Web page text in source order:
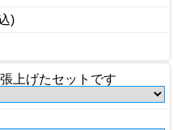
)
上げたセットです